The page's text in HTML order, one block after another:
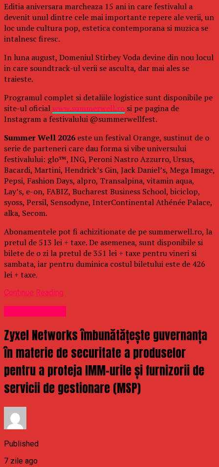
Editia aniversara marcheaza 15 ani in care festivalul a
devenit unul dintre cele mai importante repere ale verii, un
loc unde cultura pop, estetica contemporana si muzica se
intalnesc firesc.
In luna august, Domeniul Stirbey Voda devine din nou locul
in care soundtrack-ul verii se asculta, dar mai ales se
traieste.
Programul complet si detaliile logistice sunt disponibile pe
site-ul oficialwww.summerwell.ro si pe pagina de
Instagram a festivalului @summerwellfest.
Summer Well 2026 este un festival Orange, sustinut de o
serie de parteneri care dau forma si vibe universului
festivalului: glo™, ING, Peroni Nastro Azzurro, Ursus,
Bacardi, Martini, Hendrick’s Gin, Jack Daniel’s, Mega Image,
Pepsi, Fashion Days, alpro, Transalpina, vitamin aqua,
Lay’s, e-on, FABIZ, Bucharest Business School, biciclop,
syoss, Persil, Sensodyne, InterContinental Athénée Palace,
alka, Secom.
Abonamentele pot fi achizitionate de pe summerwell.ro, la
pretul de 513 lei + taxe. De asemenea, sunt disponibile si
bilete de o zi la pretul de 351 lei + taxe pentru vineri si
sambata, iar pentru duminica costul biletului este de 426
lei + taxe.
Continue Reading
Zyxel Networks îmbunătățește guvernanța
în materie de securitate a produselor
pentru a proteja IMM-urile și furnizorii de
servicii de gestionare (MSP)
Published
7 zile ago